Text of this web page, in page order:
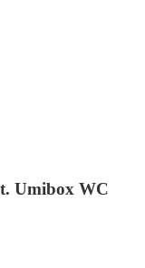
Umibox WC